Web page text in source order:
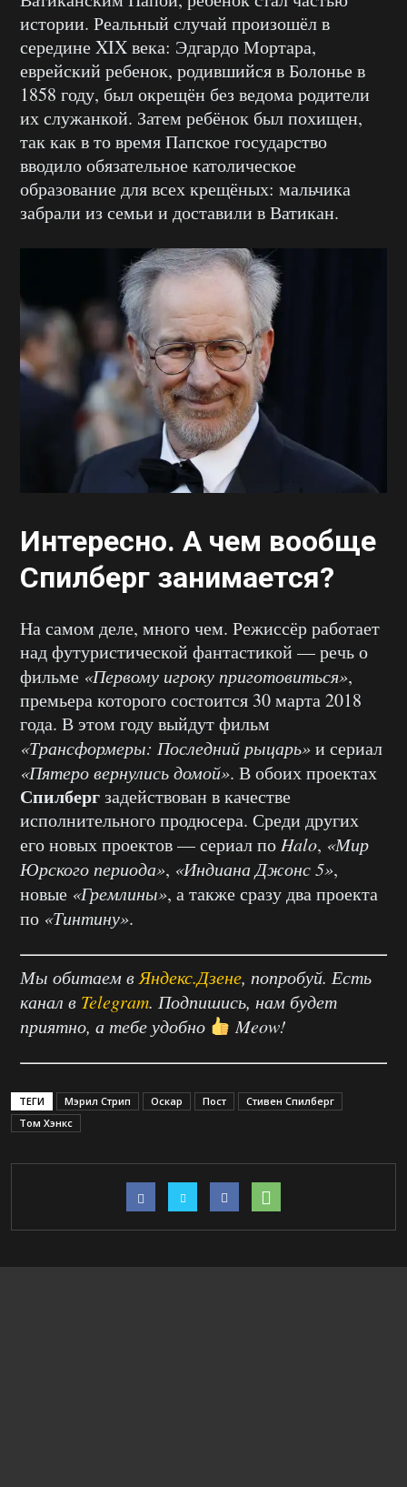
истории. Реальный случай произошёл в
середине XIX века: Эдгардо Мортара,
еврейский ребенок, родившийся в Болонье в
1858 году, был окрещён без ведома родители
их служанкой. Затем ребёнок был похищен,
так как в то время Папское государство
вводило обязательное католическое
образование для всех крещёных: мальчика
забрали из семьи и доставили в Ватикан.
Интересно. А чем вообще
Спилберг занимается?
На самом деле, много чем. Режиссёр работает
над футуристической фантастикой — речь о
фильме «Первому игроку приготовиться»,
премьера которого состоится 30 марта 2018
года. В этом году выйдут фильм
«Трансформеры: Последний рыцарь»и сериал
«Пятеро вернулись домой». В обоих проектах
Спилбергзадействован в качестве
исполнительного продюсера. Среди других
его новых проектов — сериал по Halo, «Мир
Юрского периода», «Индиана Джонс 5»,
новые «Гремлины», а также сразу два проекта
по «Тинтину».
Мы обитаем в Яндекс.Дзене, попробуй. Есть
канал в Telegram. Подпишись, нам будет
приятно, а тебе удобно
Meow!
ТЕГИ Мэрил Стрип Оскар Пост
Стивен Спилберг
Том Хэнкс